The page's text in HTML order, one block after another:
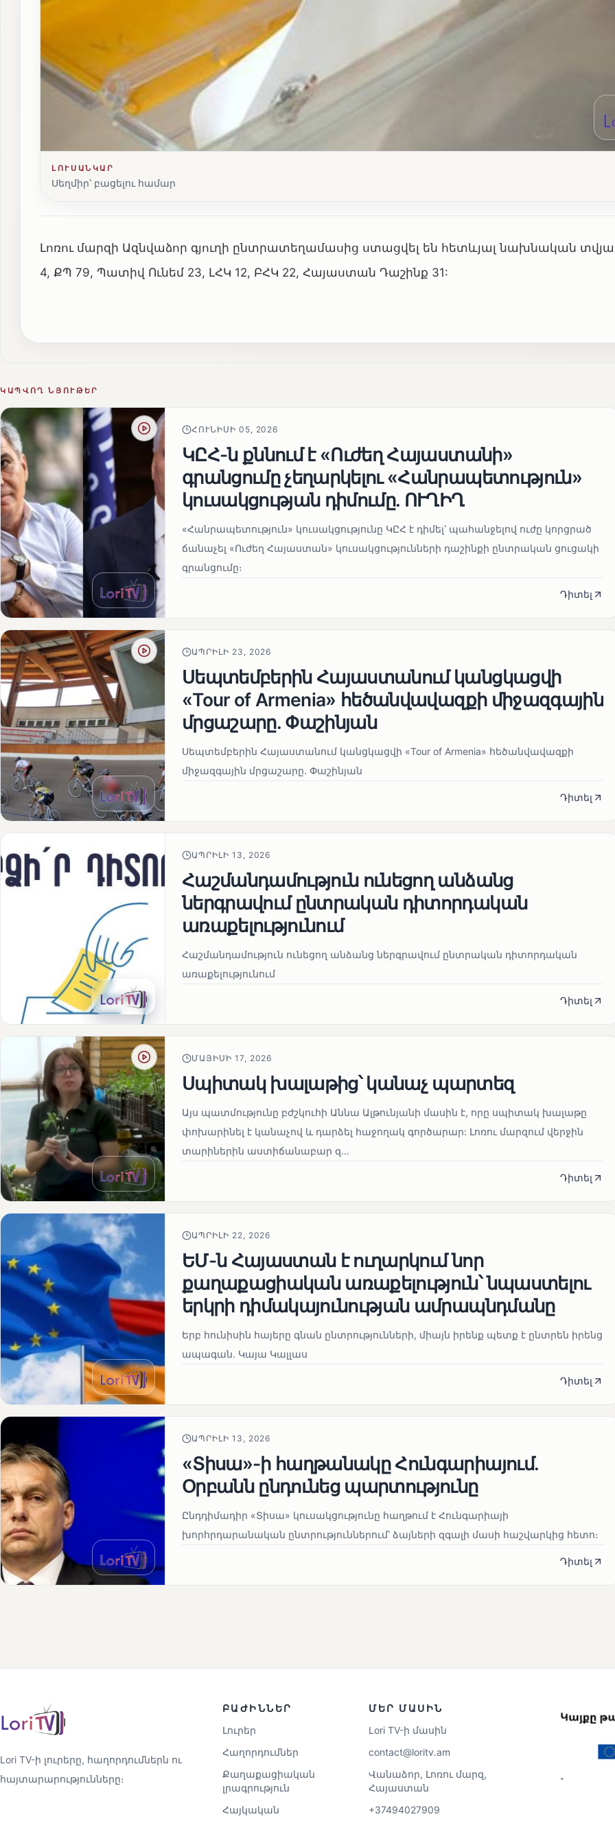
ԼՈՒՍԱՆԿԱՐ
Սեղմիր՝ բացելու համար
Լոռու մարզի Ազնվաձոր գյուղի ընտրատեղամասից ստացվել են հետևյալ նախնական
4, ՔՊ 79, Պատիվ Ունեմ 23, ԼՀԿ 12, ԲՀԿ 22, Հայաստան Դաշինք 31:
ԿԱՊՎՈՂ ՆՅՈՒԹԵՐ
ՀՈՒՆԻՍԻ 05, 2026
ԿԸՀ-ն քննում է «Ուժեղ Հայաստանի»
գրանցումը չեղարկելու «Հանրապետություն»
կուսակցության դիմումը. ՈՒՂԻՂ
«Հանրապետություն» կուսակցությունը ԿԸՀ է դիմել՝ պահանջելով ուժը կորցրած
ճանաչել «Ուժեղ Հայաստան» կուսակցությունների դաշինքի ընտրական ցուցակի
գրանցումը։
Դիտել
ԱՊՐԻԼԻ 23, 2026
Սեպտեմբերին Հայաստանում կանցկացվի
«Tour of Armenia» հեծանվավազքի միջազգային
մրցաշարը. Փաշինյան
Սեպտեմբերին Հայաստանում կանցկացվի «Tour of Armenia» հեծանվավազքի
միջազգային մրցաշարը. Փաշինյան
Դիտել
ԱՊՐԻԼԻ 13, 2026
Հաշմանդամություն ունեցող անձանց
ներգրավում ընտրական դիտորդական
առաքելությունում
Հաշմանդամություն ունեցող անձանց ներգրավում ընտրական դիտորդական
առաքելությունում
Դիտել
ՄԱՅԻՍԻ 17, 2026
Սպիտակ խալաթից՝ կանաչ պարտեզ
Այս պատմությունը բժշկուհի Աննա Ալթունյանի մասին է, որը սպիտակ խալաթը
փոխարինել է կանաչով և դարձել հաջողակ գործարար: Լոռու մարզում վերջին
տարիներին աստիճանաբար զ...
Դիտել
ԱՊՐԻԼԻ 22, 2026
ԵՄ-ն Հայաստան է ուղարկում նոր
քաղաքացիական առաքելություն՝ նպաստելու
երկրի դիմակայունության ամրապնդմանը
Երբ հունիսին հայերը գնան ընտրությունների, միայն իրենք պետք է ընտրեն իրենց
ապագան. Կայա Կալլաս
Դիտել
ԱՊՐԻԼԻ 13, 2026
«Տիսա»-ի հաղթանակը Հունգարիայում․
Օրբանն ընդունեց պարտությունը
Ընդդիմադիր «Տիսա» կուսակցությունը հաղթում է Հունգարիայի
խորհրդարանական ընտրություններում՝ ձայների զգալի մասի հաշվարկից հետո։
Դիտել
Lori TV-ի լուրերը, հաղորդումներն ու
հայտարարությունները։
ԲԱԺԻՆՆԵՐ
Լուրեր
Հաղորդումներ
Քաղաքացիական
լրագրություն
Հայկական
ՄԵՐ ՄԱՍԻՆ
Lori TV-ի մասին
contact@loritv.am
Վանաձոր, Լոռու մարզ,
Հայաստան
+37494027909